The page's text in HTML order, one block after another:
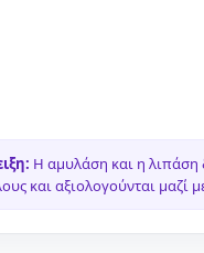
Η αμυλάση και η λιπάση
και αξιολογούνται μαζί